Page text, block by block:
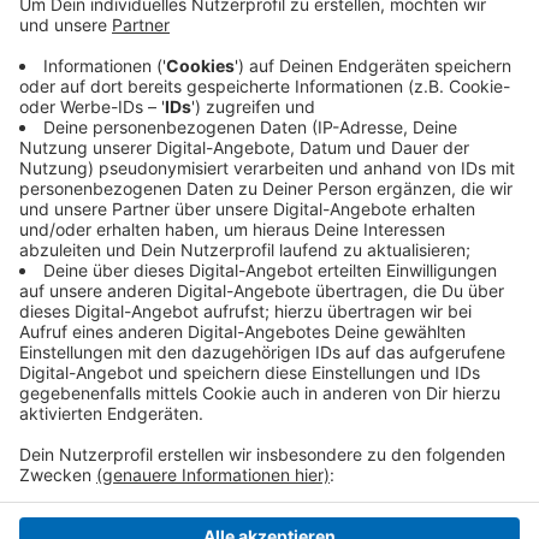
Anzeige
Demnach sollen die Ge­häl­ter ab diesem Monat um 2,8
Pro­zent steigen. Dies gilt für ganz Nordrhein-
Westfalen mit seinen rund 55.000 Bran­chen­be­schäf­
tig­ten. Der Ver­trag hat nur ei­ne Lauf­zeit von 13 Mo­na­
ten.
Anzeige
Anzeige